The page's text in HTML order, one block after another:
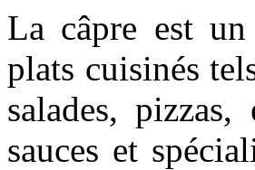
La câpre est
plats cuisinés
salades,
sauces et